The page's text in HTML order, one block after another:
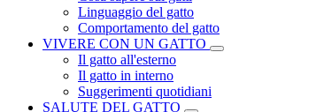
Linguaggio del gatto
Comportamento del gatto
VIVERE CON UN GATTO
Il gatto all'esterno
Il gatto in interno
Suggerimenti quotidiani
SALUTE DEL GATTO